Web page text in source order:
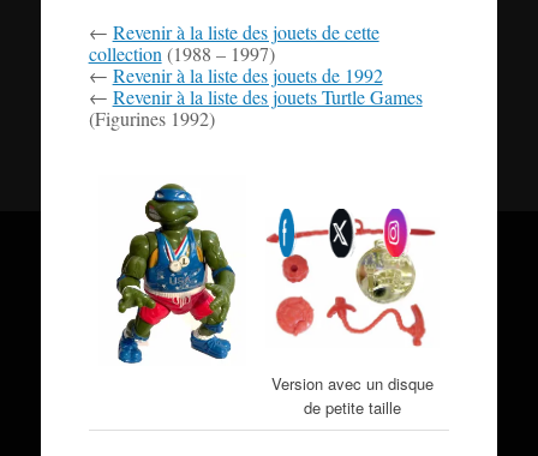
← Revenir à la liste des jouets de cette
collection(1988 – 1997)
← Revenir à la liste des jouets de 1992
← Revenir à la liste des jouets Turtle Games
(Figurines 1992)
Version avec un disque
de petite taille